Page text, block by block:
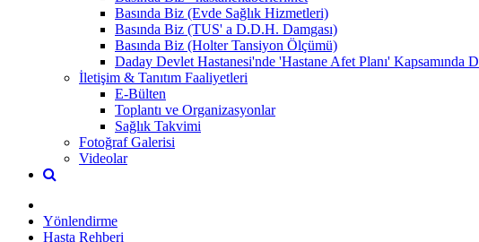
Basında Biz (Evde Sağlık Hizmetleri)
Basında Biz (TUS' a D.D.H. Damgası)
Basında Biz (Holter Tansiyon Ölçümü)
Daday Devlet Hastanesi'nde 'Hastane Afet Planı' Kapsamında
İletişim & Tanıtım Faaliyetleri
E-Bülten
Toplantı ve Organizasyonlar
Sağlık Takvimi
Fotoğraf Galerisi
Videolar
Yönlendirme
Hasta Rehberi